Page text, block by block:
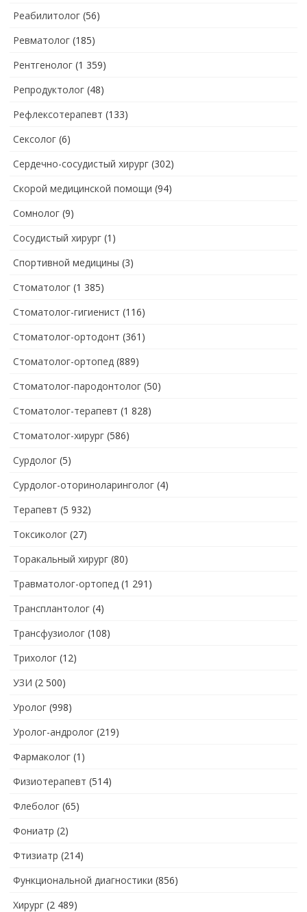
Реабилитолог (56)
Ревматолог (185)
Рентгенолог (1 359)
Репродуктолог (48)
Рефлексотерапевт (133)
Сексолог (6)
Сердечно-сосудистый хирург (302)
Скорой медицинской помощи (94)
Сомнолог (9)
Сосудистый хирург (1)
Спортивной медицины (3)
Стоматолог (1 385)
Стоматолог-гигиенист (116)
Стоматолог-ортодонт (361)
Стоматолог-ортопед (889)
Стоматолог-пародонтолог (50)
Стоматолог-терапевт (1 828)
Стоматолог-хирург (586)
Сурдолог (5)
Сурдолог-оториноларинголог (4)
Терапевт (5 932)
Токсиколог (27)
Торакальный хирург (80)
Травматолог-ортопед (1 291)
Трансплантолог (4)
Трансфузиолог (108)
Трихолог (12)
УЗИ (2 500)
Уролог (998)
Уролог-андролог (219)
Фармаколог (1)
Физиотерапевт (514)
Флеболог (65)
Фониатр (2)
Фтизиатр (214)
Функциональной диагностики (856)
Хирург (2 489)